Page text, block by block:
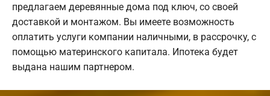
предлагаем деревянные дома под ключ, со своей
доставкой и монтажом. Вы имеете возможность
оплатить услуги компании наличными, в рассрочку, с
помощью материнского капитала. Ипотека будет
выдана нашим партнером.